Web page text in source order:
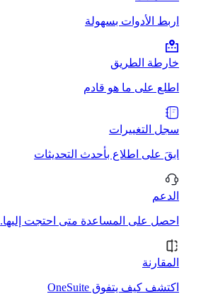
اربط الأدوات بسهولة
خارطة الطريق
اطلع على ما هو قادم
سجل التغييرات
ابقَ على اطلاع بأحدث التحديثات
الدعم
احصل على المساعدة متى احتجت إليها.
المقارنة
اكتشف كيف يتفوق OneSuite